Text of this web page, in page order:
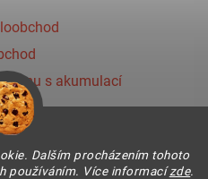
Dalším procházením tohoto
používáním. Více informacízde.
s akumulací